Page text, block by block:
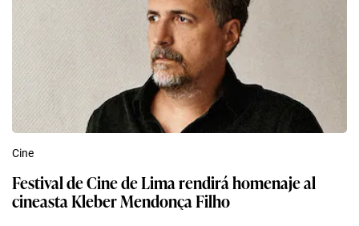
Cine
Festival de Cine de Lima rendirá homenaje al
cineasta Kleber Mendonça Filho